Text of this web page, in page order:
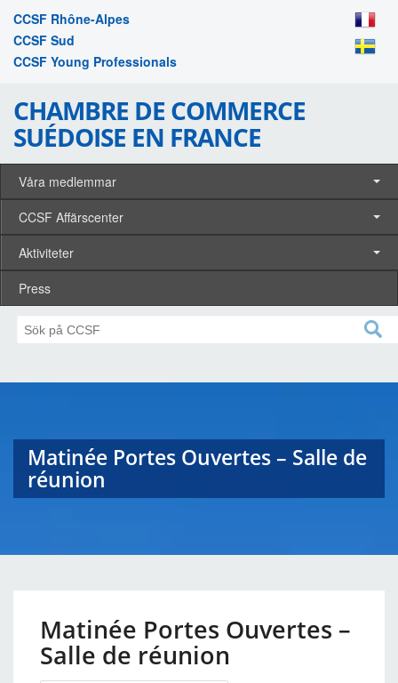
CCSF Rhône-Alpes
CCSF Sud
CCSF Young Professionals
CHAMBRE DE COMMERCE
SUÉDOISE EN FRANCE
Våra medlemmar
CCSF Affärscenter
Aktiviteter
Press
Matinée Portes Ouvertes – Salle de
réunion
Matinée Portes Ouvertes –
Salle de réunion